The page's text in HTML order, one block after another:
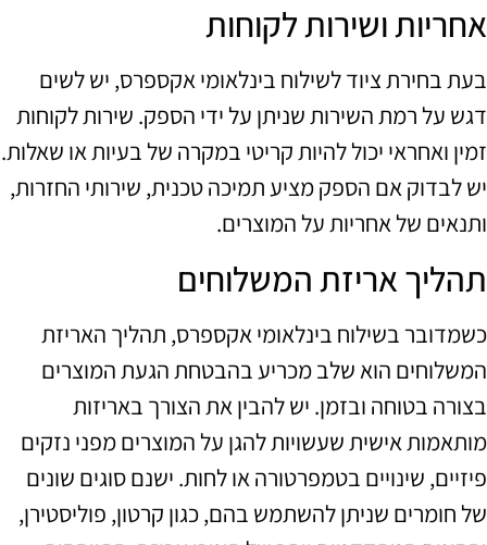
אחריות ושירות לקוחות
בעת בחירת ציוד לשילוח בינלאומי אקספרס, יש לשים
דגש על רמת השירות שניתן על ידי הספק. שירות לקוחות
זמין ואחראי יכול להיות קריטי במקרה של בעיות או שאלות.
יש לבדוק אם הספק מציע תמיכה טכנית, שירותי החזרות,
ותנאים של אחריות על המוצרים.
תהליך אריזת המשלוחים
כשמדובר בשילוח בינלאומי אקספרס, תהליך האריזת
המשלוחים הוא שלב מכריע בהבטחת הגעת המוצרים
בצורה בטוחה ובזמן. יש להבין את הצורך באריזות
מותאמות אישית שעשויות להגן על המוצרים מפני נזקים
פיזיים, שינויים בטמפרטורה או לחות. ישנם סוגים שונים
של חומרים שניתן להשתמש בהם, כגון קרטון, פוליסטירן,